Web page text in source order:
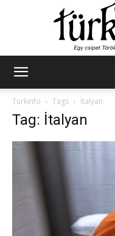
Türkinfo
Tags İtalyan
Tag: İtalyan